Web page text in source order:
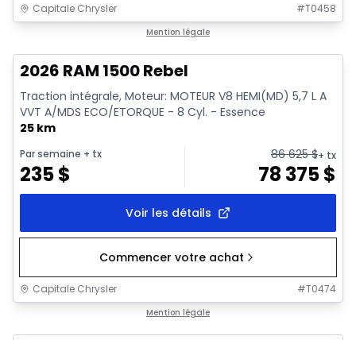
Capitale Chrysler #T0458
Mention légale
2026 RAM 1500 Rebel
Traction intégrale, Moteur: MOTEUR V8 HEMI(MD) 5,7 L A
VVT A/MDS ECO/ETORQUE - 8 Cyl. - Essence
25 km
Par semaine + tx
235$
86 625$+ tx
78 375$
Voir les détails
Commencer votre achat
Capitale Chrysler #T0474
Mention légale